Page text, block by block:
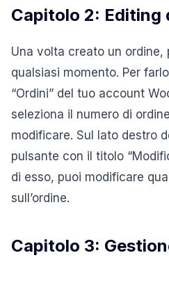
Capitolo 2: Editing
Una volta creato un ordine,
qualsiasi momento. Per
“Ordini” del tuo account
seleziona il numero di
modificare. Sul lato destro
pulsante con il titolo
di esso, puoi modificare
sull’ordine.
Capitolo 3: